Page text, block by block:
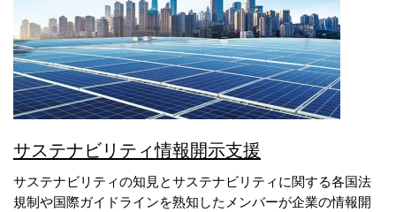
サステナビリティ情報開示支援
サステナビリティの知見とサステナビリティに関する各国法
規制や国際ガイドラインを熟知したメンバーが企業の情報開